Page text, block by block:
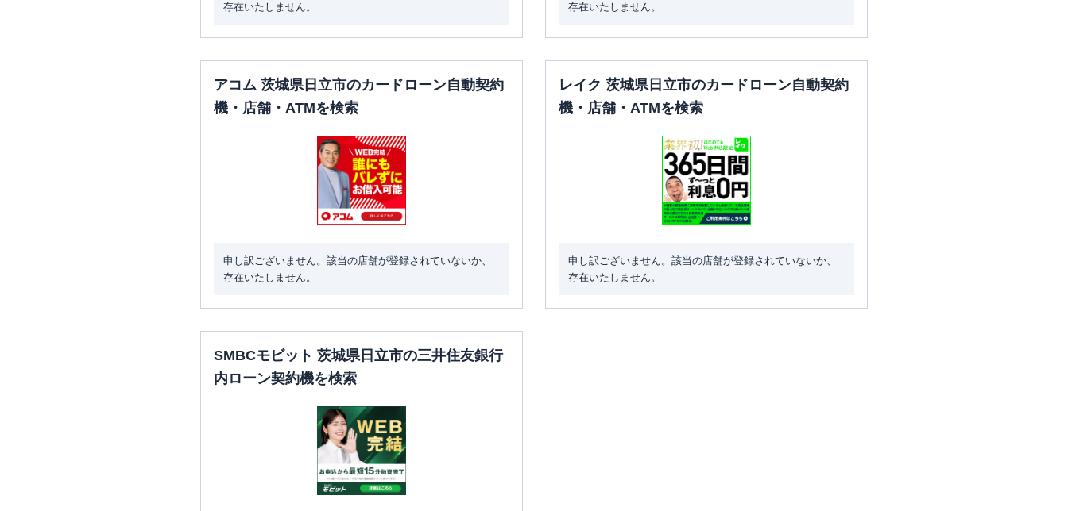
存在いたしません。
存在いたしません。
アコム 茨城県日立市のカードローン自動契約
機・店舗・ATMを検索
申し訳ございません。該当の店舗が登録されていないか、
存在いたしません。
レイク 茨城県日立市のカードローン自動契約
機・店舗・ATMを検索
申し訳ございません。該当の店舗が登録されていないか、
存在いたしません。
SMBCモビット 茨城県日立市の三井住友銀行
内ローン契約機を検索